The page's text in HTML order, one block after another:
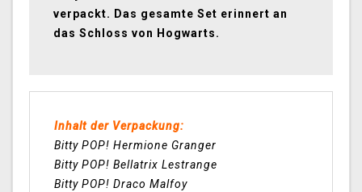
verpackt. Das gesamte Set erinnert an
das Schloss von Hogwarts.
Inhalt der Verpackung:
Bitty POP! Hermione Granger
Bitty POP! Bellatrix Lestrange
Bitty POP! Draco Malfoy